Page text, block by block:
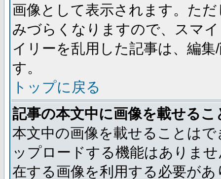
画像として表示されます。た
みづらくなりますので、スマ
イリーを乱用した記事は、編
す。
トップに戻る
記事の本文中に画像を載せる
本文中の画像を載せることは
ップロードする機能はありま
在する画像を利用する必要が